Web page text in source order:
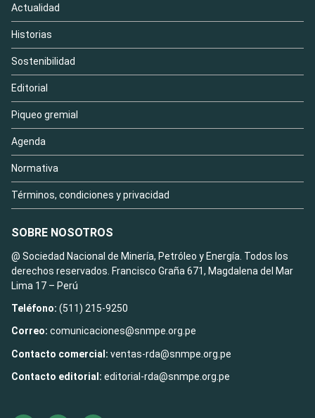
Actualidad
Historias
Sostenibilidad
Editorial
Piqueo gremial
Agenda
Normativa
Términos, condiciones y privacidad
SOBRE NOSOTROS
@ Sociedad Nacional de Minería, Petróleo y Energía. Todos los
derechos reservados. Francisco Graña 671, Magdalena del Mar
Lima 17 – Perú
Teléfono: (511) 215-9250
Correo: comunicaciones@snmpe.org.pe
Contacto comercial: ventas-rda@snmpe.org.pe
Contacto editorial: editorial-rda@snmpe.org.pe